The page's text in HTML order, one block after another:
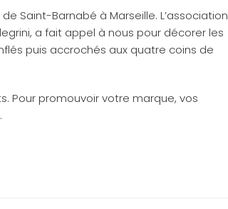
Saint-Barnabé à Marseille. L’association
a fait appel à nous pour décorer les
puis accrochés aux quatre coins de
Pour promouvoir votre marque, vos